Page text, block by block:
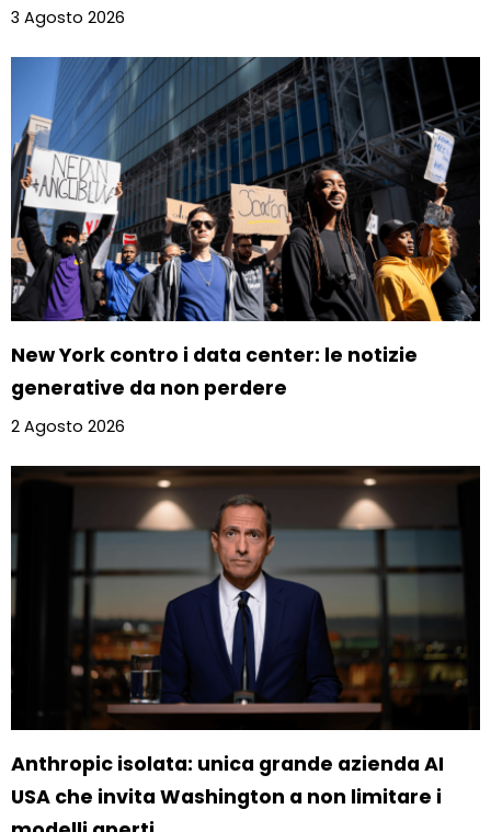
3 Agosto 2026
New York contro i data center: le notizie
generative da non perdere
2 Agosto 2026
Anthropic isolata: unica grande azienda AI
USA che invita Washington a non limitare i